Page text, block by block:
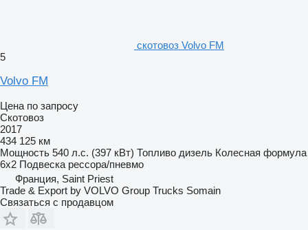
скотовоз Volvo FM
5
Volvo FM
Цена по запросу
Скотовоз
2017
434 125 км
Мощность 540 л.с. (397 кВт) Топливо дизель Колесная формула
6x2 Подвеска рессора/пневмо
Франция, Saint Priest
Trade & Export by VOLVO Group Trucks Somain
Связаться с продавцом